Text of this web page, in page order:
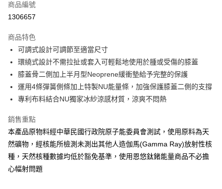
信用卡分期付款
合作金庫商業銀行
華南商業銀行
上海商業儲蓄銀行
台北富邦商業銀行
國泰世華商業銀行
兆豐國際商業銀行
臺灣中小企業銀行
台中商業銀行
匯豐（台灣）商業銀行
華泰商業銀行
聯邦商業銀行
遠東國際商業銀行
元大商業銀行
台新國際商業銀行
中國信託商業銀行
台灣樂天信用卡公司
超商取貨付款
LINE Pay
Apple Pay
街口支付
悠遊付
Google Pay
ATM付款
商品編號
1306657
商品特色
可調式設計可調節至適當尺寸
環繞式設計不需拉扯或套入可輕鬆地使用於腫或受傷的膝蓋
膝蓋骨二側加上半月型Neoprene緩衝墊給予完整的保護
運用4條彈簧側條加上特製NU能量條，加強保護膝蓋二側的支撐
專利布料結合NU獨家冰紗涼感材質，涼爽不悶熱
銷售重點
本產品原物料經中華民國行政院原子能委員會測試，使用原料為天
然礦物，經核能所檢測未測出其他人造伽馬(Gamma Ray)放射性核
種，天然核種數據均低於豁免基準，使用恩悠鈦鍺能量商品不必擔
心幅射問題